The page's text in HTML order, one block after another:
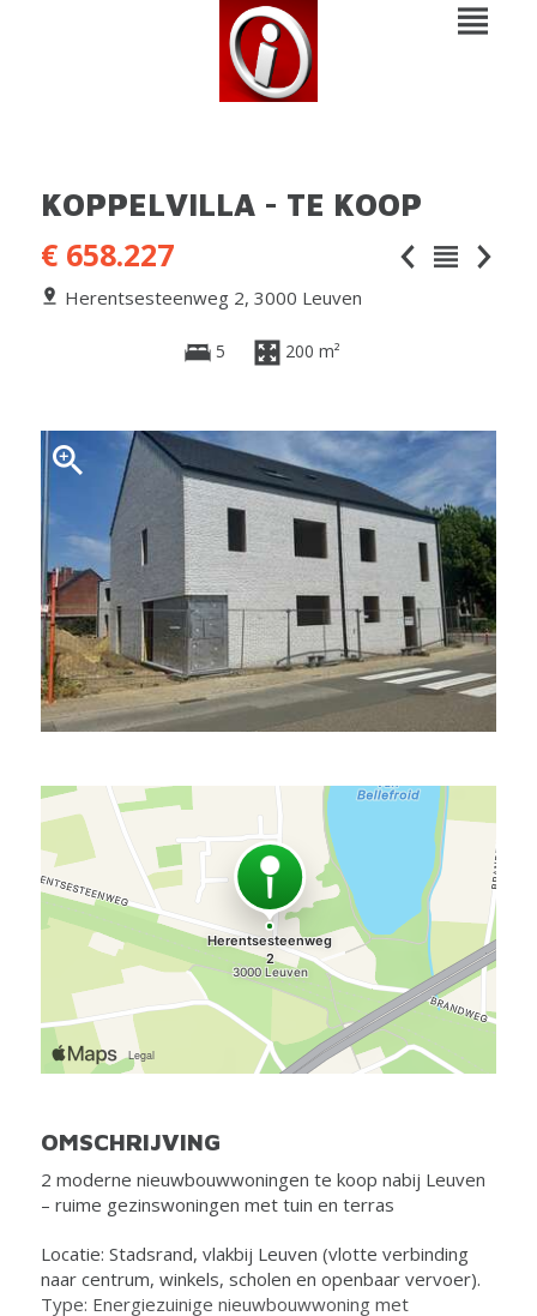
KOPPELVILLA - TE KOOP
€ 658.227
Herentsesteenweg 2, 3000 Leuven
5 200 m²
OMSCHRIJVING
2 moderne nieuwbouwwoningen te koop nabij Leuven
– ruime gezinswoningen met tuin en terras
Locatie: Stadsrand, vlakbij Leuven (vlotte verbinding
naar centrum, winkels, scholen en openbaar vervoer).
Type: Energiezuinige nieuwbouwwoning met